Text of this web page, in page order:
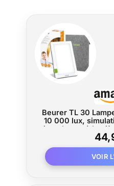
Beurer TL 30
10 000 lux,
jour, lampe à
avec support
rangement,